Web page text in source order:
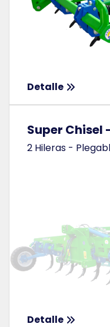
Detalle
Super Chisel
2 Hileras -
Detalle